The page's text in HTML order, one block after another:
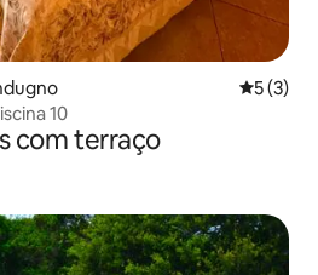
5 de
5 (3)
10
com terraço